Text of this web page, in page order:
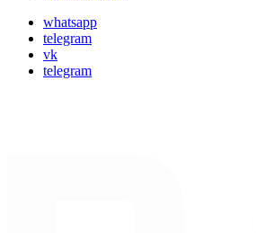
whatsapp
telegram
vk
telegram